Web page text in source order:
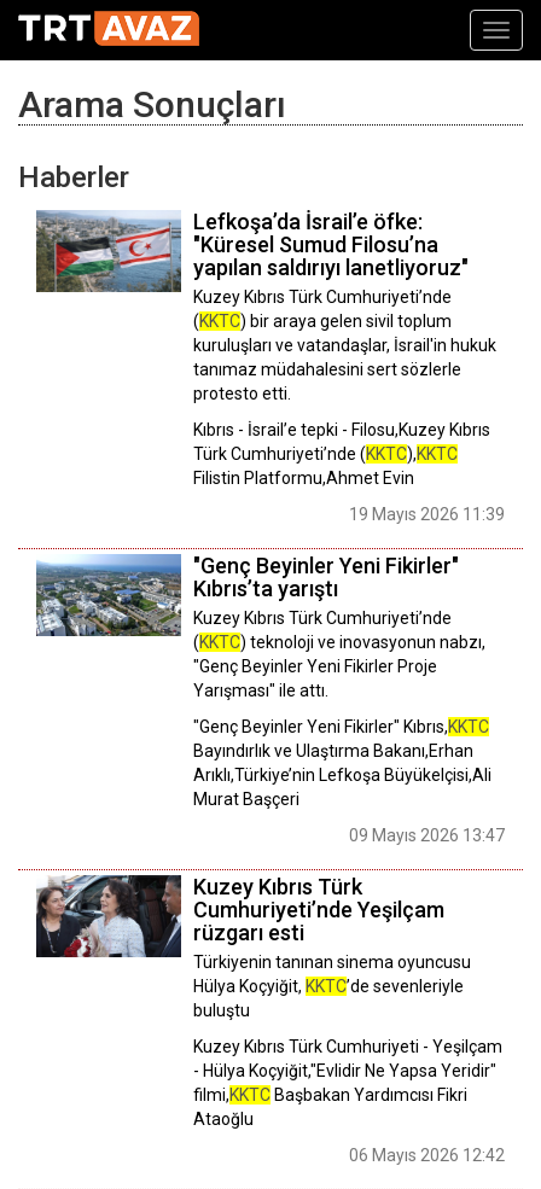
Arama Sonuçları
Haberler
Lefkoşa’da İsrail’e öfke:
"Küresel Sumud Filosu’na
yapılan saldırıyı lanetliyoruz"
Kuzey Kıbrıs Türk Cumhuriyeti’nde
(KKTC) bir araya gelen sivil toplum
kuruluşları ve vatandaşlar, İsrail'in hukuk
tanımaz müdahalesini sert sözlerle
protesto etti.
Kıbrıs - İsrail’e tepki - Filosu,Kuzey Kıbrıs
Türk Cumhuriyeti’nde (KKTC),KKTC
Filistin Platformu,Ahmet Evin
19 Mayıs 2026 11:39
"Genç Beyinler Yeni Fikirler"
Kıbrıs’ta yarıştı
Kuzey Kıbrıs Türk Cumhuriyeti’nde
(KKTC) teknoloji ve inovasyonun nabzı,
"Genç Beyinler Yeni Fikirler Proje
Yarışması" ile attı.
"Genç Beyinler Yeni Fikirler" Kıbrıs,KKTC
Bayındırlık ve Ulaştırma Bakanı,Erhan
Arıklı,Türkiye’nin Lefkoşa Büyükelçisi,Ali
Murat Başçeri
09 Mayıs 2026 13:47
Kuzey Kıbrıs Türk
Cumhuriyeti’nde Yeşilçam
rüzgarı esti
Türkiyenin tanınan sinema oyuncusu
Hülya Koçyiğit, KKTC’de sevenleriyle
buluştu
Kuzey Kıbrıs Türk Cumhuriyeti - Yeşilçam
- Hülya Koçyiğit,"Evlidir Ne Yapsa Yeridir"
filmi,KKTC Başbakan Yardımcısı Fikri
Ataoğlu
06 Mayıs 2026 12:42